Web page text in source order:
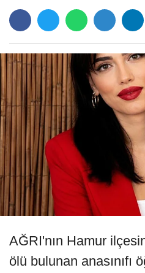
AĞRI'nın Hamur
ölü bulunan anasınıfı